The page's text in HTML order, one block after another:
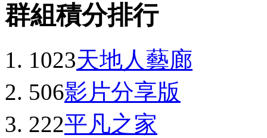
群組積分排行
1023天地人藝廊
506影片分享版
222平凡之家